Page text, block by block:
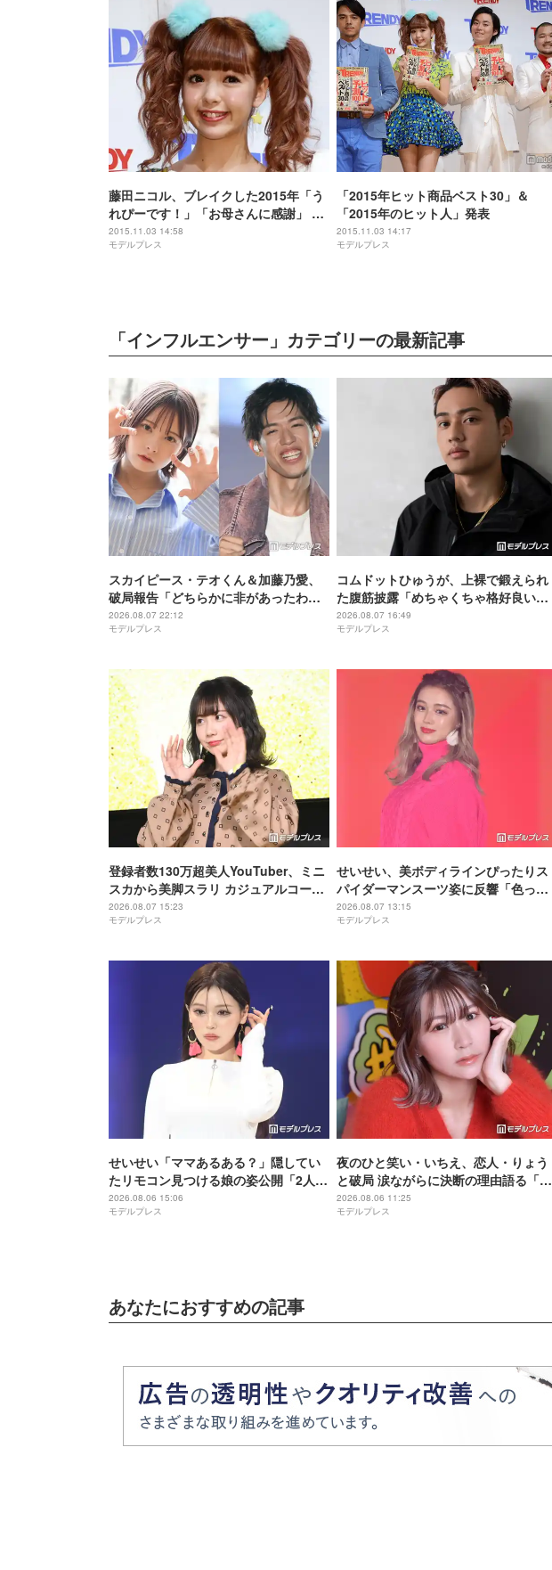
藤田ニコル、ブレイクした2015年「う
れぴーです！」「お母さんに感謝」 さ
らなる飛躍誓う
2015.11.03 14:58
モデルプレス
「2015年ヒット商品ベスト30」＆
「2015年のヒット人」発表
2015.11.03 14:17
モデルプレス
「インフルエンサー」カテゴリーの最新記事
スカイピース・テオくん＆加藤乃愛、
破局報告「どちらかに非があったわけ
ではなく」2023年2月に交際発表
2026.08.07 22:12
モデルプレス
コムドットひゅうが、上裸で鍛えられ
た腹筋披露「めちゃくちゃ格好良い」
「ビジュ爆発してる」の声
2026.08.07 16:49
モデルプレス
登録者数130万超美人YouTuber、ミニ
スカから美脚スラリ カジュアルコーデ
披露に反響「何頭身？」「スタイル良
すぎて見惚れる」
2026.08.07 15:23
モデルプレス
せいせい、美ボディラインぴったりス
パイダーマンスーツ姿に反響「色っぽ
すぎる」「スタイル女神」の声
2026.08.07 13:15
モデルプレス
せいせい「ママあるある？」隠してい
たリモコン見つける娘の姿公開「2人と
も可愛い」「ほっこり」の声
2026.08.06 15:06
モデルプレス
夜のひと笑い・いちえ、恋人・りょう
と破局 涙ながらに決断の理由語る「フ
ァンの人とか家族に申し訳ない」2025
年6月に復縁していた
2026.08.06 11:25
モデルプレス
あなたにおすすめの記事